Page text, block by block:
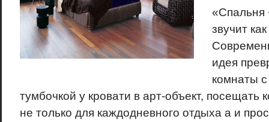
«Спальня
звучит
идея
комнаты
тумбочкой у кровати в арт-объект, посещать
не только для каждодневного отдыха а и